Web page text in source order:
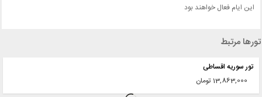
این ایام فعال خواهند بود
تورها مرتبط
تور سوریه اقساطی
13,863,000 تومان